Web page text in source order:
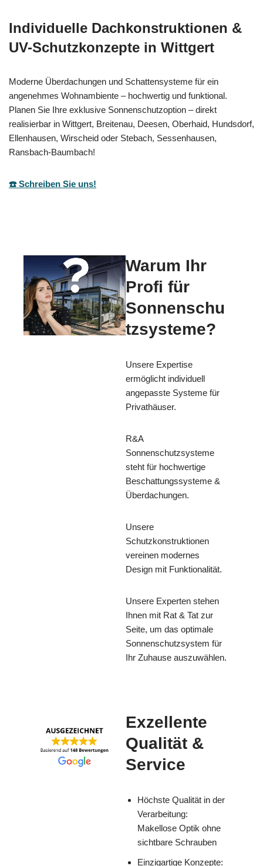
Individuelle Dachkonstruktionen &
UV-Schutzkonzepte in Wittgert
Moderne Überdachungen und Schattensysteme für ein
angenehmes Wohnambiente – hochwertig und funktional.
Planen Sie Ihre exklusive Sonnenschutzoption – direkt
realisierbar in Wittgert, Breitenau, Deesen, Oberhaid, Hundsdorf,
Ellenhausen, Wirscheid oder Stebach, Sessenhausen,
Ransbach-Baumbach!
☎️ Schreiben Sie uns!
Warum Ihr
Profi für
Sonnenschu
tzsysteme?
Unsere Expertise
ermöglicht individuell
angepasste Systeme für
Privathäuser.
R&A
Sonnenschutzsysteme
steht für hochwertige
Beschattungssysteme &
Überdachungen.
Unsere
Schutzkonstruktionen
vereinen modernes
Design mit Funktionalität.
Unsere Experten stehen
Ihnen mit Rat & Tat zur
Seite, um das optimale
Sonnenschutzsystem für
Ihr Zuhause auszuwählen.
Exzellente
Qualität &
Service
Höchste Qualität in der
Verarbeitung:
Makellose Optik ohne
sichtbare Schrauben
Einzigartige Konzepte: